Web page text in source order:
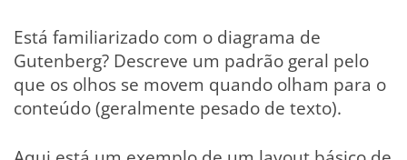
Está familiarizado com o diagrama de
Gutenberg? Descreve um padrão geral pelo
que os olhos se movem quando olham para o
conteúdo (geralmente pesado de texto).